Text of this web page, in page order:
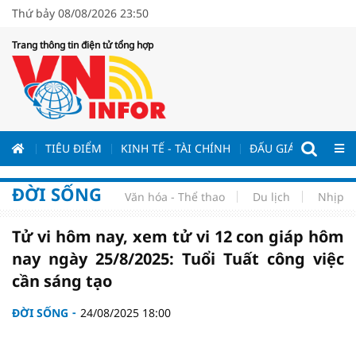
Thứ bảy 08/08/2026 23:50
Trang thông tin điện tử tổng hợp
TIÊU ĐIỂM KINH TẾ - TÀI CHÍNH ĐẤU GIÁ - ĐẤU
ĐỜI SỐNG Văn hóa - Thể thao Du lịch Nhịp
Tử vi hôm nay, xem tử vi 12 con giáp hôm
nay ngày 25/8/2025: Tuổi Tuất công việc
cần sáng tạo
ĐỜI SỐNG 24/08/2025 18:00